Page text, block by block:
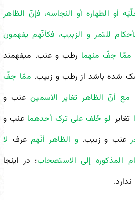
أو الطهاره أو النجاسه، فإنّ الظاهر
للتمر و الزبیب، فکأنّهم یفهمون
ممّا جفّ منهما رطب و عنب. میفهمند
شده باشد از رطب و زبیب. ممّا جفّ
مع أنّ الظاهر تغایر الاسمین عنب و
تغایر لو حُلف على ترک أحدهما عنب و
عنب و زبیب.و الظاهر أنّهمعرف لا
المذکوره إلى الاستصحاب؛ در اینجا